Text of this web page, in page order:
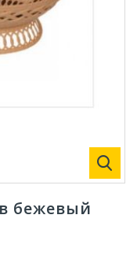
бежевый